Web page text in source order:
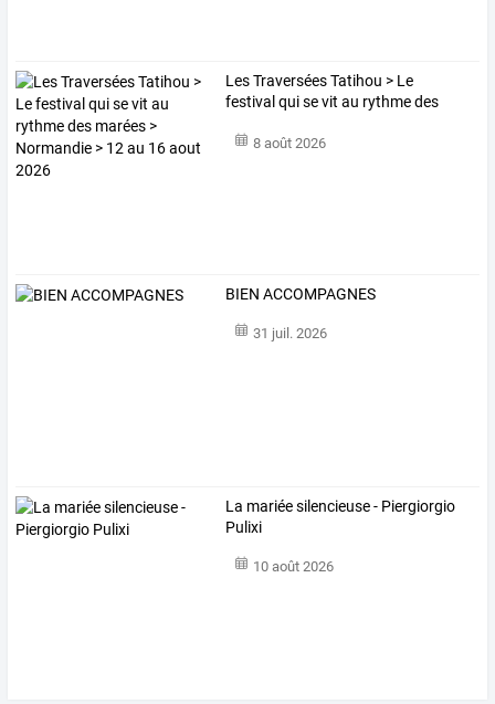
LesTraverséesTatihou > Le
festival quisevit au rythmedes
8 août 2026
BIEN ACCOMPAGNES
31 juil. 2026
La mariée silencieuse - Piergiorgio
Pulixi
10 août 2026